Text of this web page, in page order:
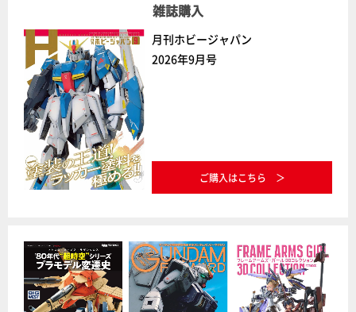
雑誌購入
月刊ホビージャパン
2026年9月号
ご購入はこちら